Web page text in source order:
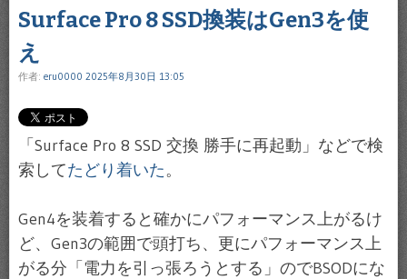
Surface Pro 8 SSD換装はGen3を使
え
作者: eru0000 2025年8月30日 13:05
「Surface Pro 8 SSD 交換 勝手に再起動」などで検
索してたどり着いた。
Gen4を装着すると確かにパフォーマンス上がるけ
ど、Gen3の範囲で頭打ち、更にパフォーマンス上
がる分「電力を引っ張ろうとする」のでBSODにな